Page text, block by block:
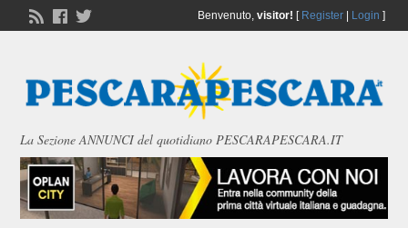
Benvenuto, visitor! [ Register| Login ]
La Sezione ANNUNCI del quotidiano PESCARAPESCARA.IT